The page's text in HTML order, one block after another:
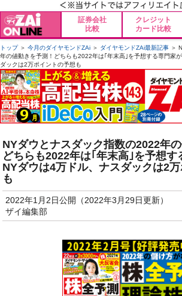
証券会社
比較
クレジット
カード比較
トップ＞ 今月のダイヤモンドZAi ＞ ダイヤモンドZAi最新記事 ＞
年の値動きを予測！どちらも2022年は｢年末高｣を予想する専門家
ダックは2万ポイントの予想も
NYダウとナスダック指数の2022年
どちらも2022年は｢年末高｣を予想す
NYダウは4万ドル、ナスダックは2
も
2022年1月2日公開（2022年3月29日更新）
ザイ編集部